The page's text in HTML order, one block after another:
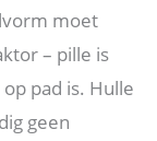
moet
– pille is
pad is. Hulle
geen